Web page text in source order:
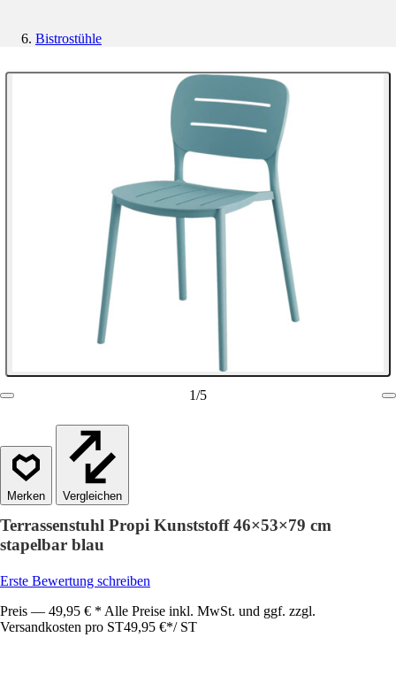
Bistrostühle
1/5
Vergleichen
Terrassenstuhl Propi Kunststoff 46×53×79 cm
stapelbar blau
Erste Bewertung schreiben
Preis — 49,95 € * Alle Preise inkl. MwSt. und ggf. zzgl.
Versandkosten pro ST49,95 €*/ ST